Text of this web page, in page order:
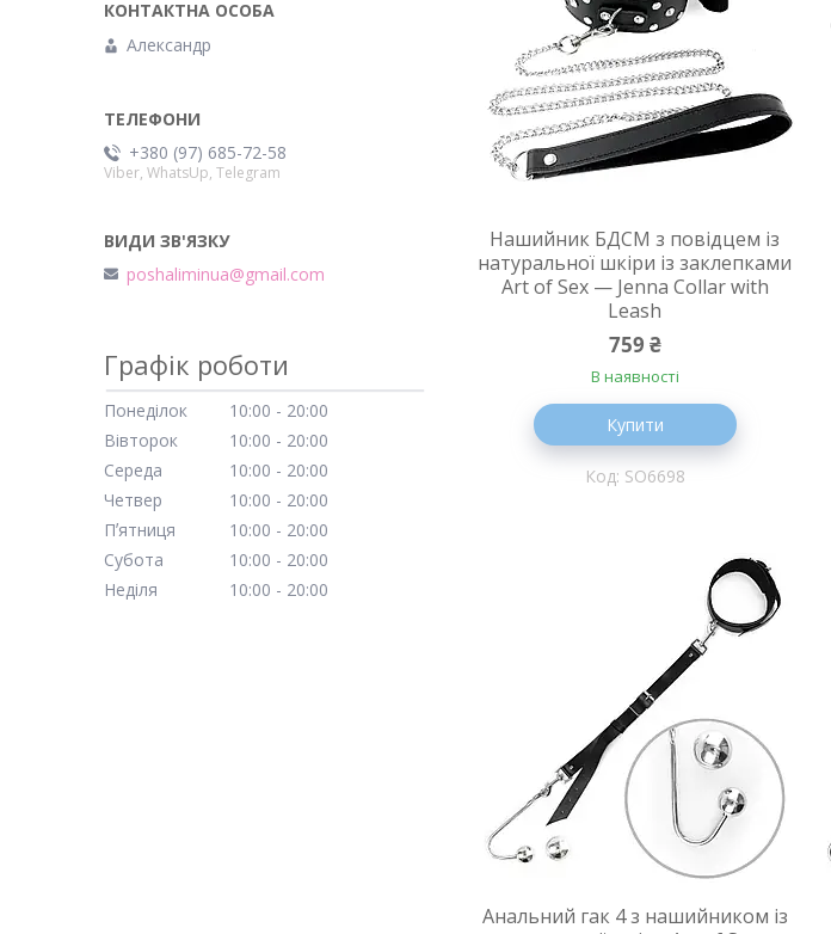
Нашийник БДСМ з повідцем із
натуральної шкіри із заклепками
Art of Sex — Jenna Collar with
Leash
759 ₴
В наявності
Купити
SO6698
Анальний гак 4 з нашийником із
Александр
+380 (97) 685-72-58
Viber, WhatsUp, Telegram
poshaliminua@gmail.com
Графік роботи
Понеділок 10:00
20:00
Вівторок
10:00
20:00
Середа
10:00
20:00
Четвер
10:00
20:00
Пʼятниця
10:00
20:00
Субота
10:00
20:00
Неділя
10:00 20:00